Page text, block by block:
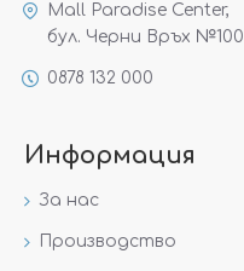
Mall Paradise Center,
бул. Черни Връх №100
0878 132 000
Информация
За нас
Производство